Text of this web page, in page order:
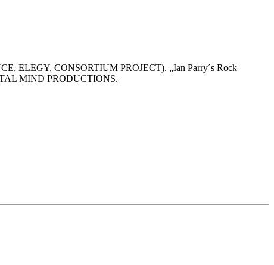
ELEGY, CONSORTIUM PROJECT). „Ian Parry´s Rock
MIND PRODUCTIONS.